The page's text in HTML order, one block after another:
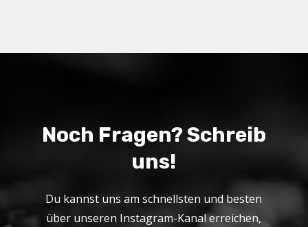
Noch Fragen? Schreib
uns!
Du kannst uns am schnellsten und besten
über unseren Instagram-Kanal erreichen,